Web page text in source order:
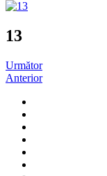
13
Următor
Anterior